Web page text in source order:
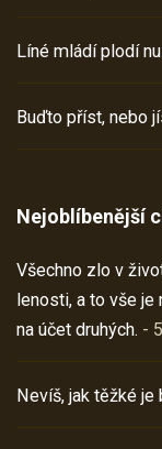
Líné mládí plodí
Buďto příst, nebo
Nejoblíbenější
Všechno zlo v
lenosti, a to vše je
na účet druhých. -
Nevíš, jak těžké je